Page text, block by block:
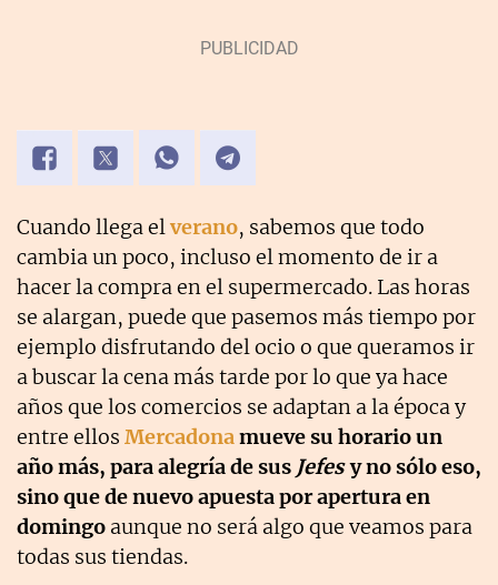
Cuando llega elverano, sabemos que todo
cambia un poco, incluso el momento de ir a
hacer la compra en el supermercado. Las horas
se alargan, puede que pasemos más tiempo por
ejemplo disfrutando del ocio o que queramos ir
a buscar la cena más tarde por lo que ya hace
años que los comercios se adaptan a la época y
entre ellos Mercadonamueve su horario un
año más, para alegría de sus Jefesy no sólo eso,
sino que de nuevo apuesta por apertura en
domingo aunque no será algo que veamos para
todas sus tiendas.